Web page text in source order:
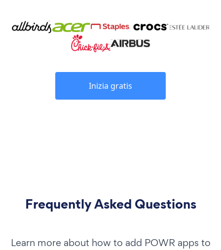
Inizia gratis
Frequently Asked Questions
Learn more about how to add POWR apps to